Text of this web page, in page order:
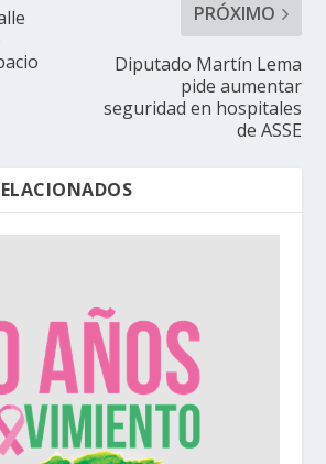
PRÓXIMO
Diputado Martín Lema
pide aumentar
seguridad en hospitales
de ASSE